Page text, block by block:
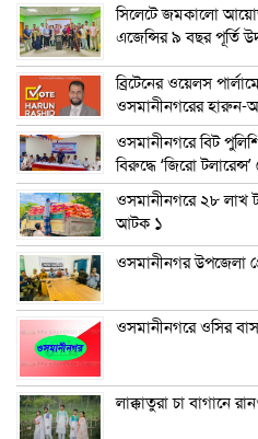
সিলেটে জমকালো
এজেন্সির ৯ বছর পূর্তি
ব্রিটেনের ওয়েলস
ওসমানীনগরের হারুন-
ওসমানীনগরে বিট
বিরুদ্ধে ‘জিরো
ওসমানীনগরে ২৮ লাখ
আটক ১
ওসমানীনগর উপজেলা
ওসমানীনগরে ওসির
লাক্কাতুরা চা বাগানে